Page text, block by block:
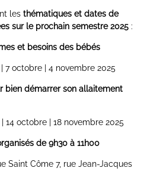
les thématiques et dates de
sur le prochain semestre 2025 :
et besoins des bébés
7 octobre | 4 novembre 2025
bien démarrer son allaitement
14 octobre | 18 novembre 2025
de 9h30 à 11h00
Saint Côme 7, rue Jean-Jacques